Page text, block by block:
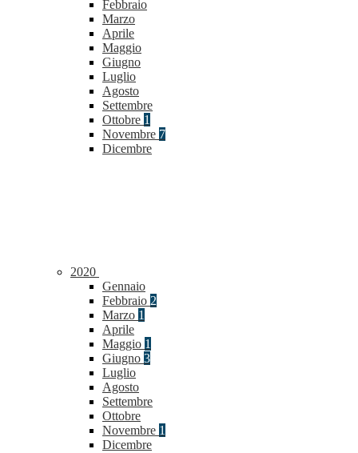
Febbraio
Marzo
Aprile
Maggio
Giugno
Luglio
Agosto
Settembre
Ottobre 1
Novembre 7
Dicembre
2020
Gennaio
Febbraio 2
Marzo 1
Aprile
Maggio 1
Giugno 3
Luglio
Agosto
Settembre
Ottobre
Novembre 1
Dicembre